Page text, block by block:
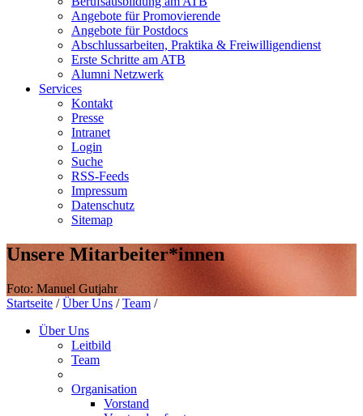
Angebote für Promovierende
Angebote für Postdocs
Abschlussarbeiten, Praktika & Freiwilligendienst
Erste Schritte am ATB
Alumni Netzwerk
Services
Kontakt
Presse
Intranet
Login
Suche
RSS-Feeds
Impressum
Datenschutz
Sitemap
Unsere Mitarbeiter*innen
Foto: Manuel Gutjahr
Startseite / Über Uns / Team /
Über Uns
Leitbild
Team
Organisation
Vorstand